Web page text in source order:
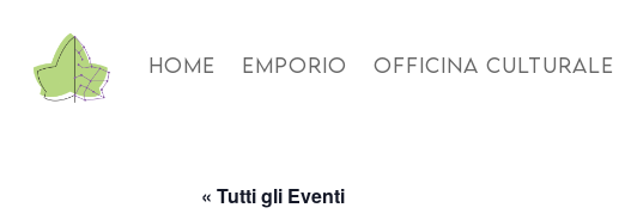
HOME EMPORIO OFFICINA CULTURALE
« Tutti gli Eventi